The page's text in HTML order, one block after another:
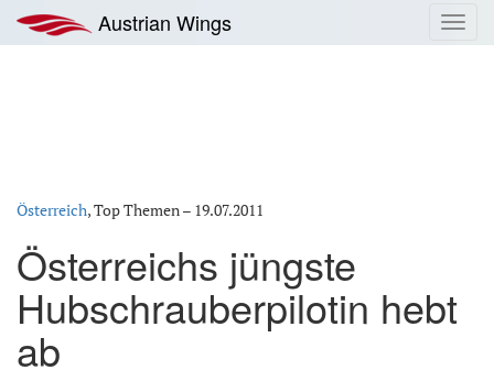
Inhalt
springen
Austrian Wings
Österreich, Top Themen – 19.07.2011
Österreichs jüngste
Hubschrauberpilotin hebt
ab